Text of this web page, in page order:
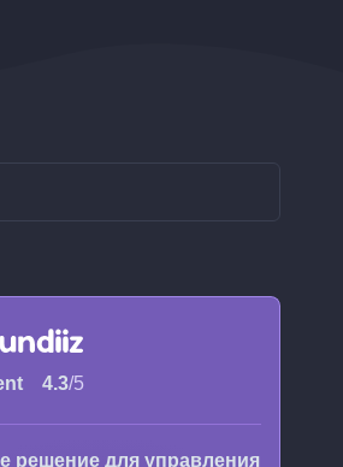
4.3/5
решение для управления